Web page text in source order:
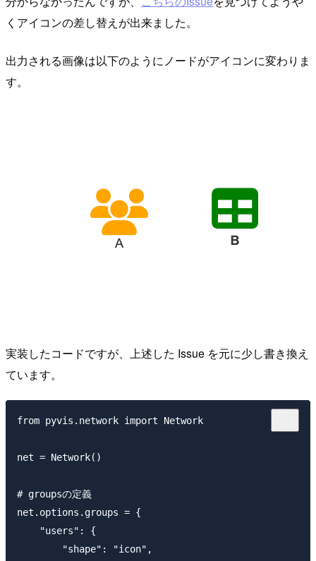
くアイコンの差し替えが出来ました。
出力される画像は以下のようにノードがアイコンに変わりま
す。
実装したコードですが、上述した Issue を元に少し書き換え
ています。
from pyvis.network import Network
net = Network()
# groupsの定義
net.options.groups = {
    "users": {
        "shape": "icon",